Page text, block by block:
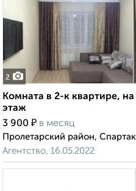
2
Комната в 2-к квартире,
этаж
3 900 ₽ в месяц
Пролетарский район,
Агентство, 16.05.2022